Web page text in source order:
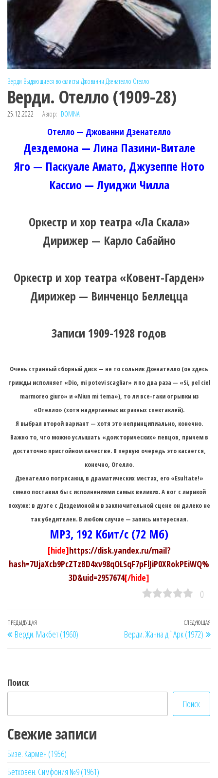
Верди Выдающиеся вокалисты Джованни Дзенателло Отелло
Верди. Отелло (1909-28)
25.12.2022 Автор: DOMNA
Отелло — Джованни Дзенателло
Дездемона — Лина Пазини-Витале
Яго — Паскуале Амато, Джузеппе Ното
Кассио — Луиджи Чилла
Оркестр и хор театра «Ла Скала»
Дирижер — Карло Сабайно
Оркестр и хор театра «Ковент-Гарден»
Дирижер — Винченцо Беллецца
Записи 1909-1928 годов
Очень странный сборный диск — не то сольник Дзенателло (он здесь
трижды исполняет «Dio, mi potevi scagliar» и по два раза — «Si, pel ciel
marmoreo giuro» и «Niun mi tema»), то ли все-таки отрывки из
«Отелло» (хотя надерганных из разных спектаклей).
Я выбрал второй вариант — хотя это непринципиально, конечно.
Важно то, что можно услышать «доисторических» певцов, причем в
достаточно пристойном качестве. В первую очередь это касается,
конечно, Отелло.
Дзенателло потрясающ в драматических местах, его «Esultate!»
смело поставил бы с исполнениями самых великих. А вот с лирикой
похуже: в дуэте с Дездемоной и в заключительной сцене он далеко не
так убедителен. В любом случае — запись интересная.
MP3, 192 Кбит/с (72 Мб)
[hide]https://disk.yandex.ru/mail?
hash=7UjaXcb9PcZTzBD4xv98qOLSqF7pFlJiP0XRokPEiWQ%
3D&uid=2957674[/hide]
0
Навигация
по
Предыдущая
запись
ПРЕДЫДУЩАЯ
Верди. Макбет (1960)
СЛЕДУЮЩАЯ
Верди. Жанна д`Арк (1972)
Поиск
Поиск
Свежие записи
Бизе. Кармен (1956)
Бетховен. Симфония №9 (1961)